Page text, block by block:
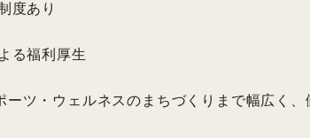
度あり
る福利厚生
ーツ・ウェルネスのまちづくりまで幅広く